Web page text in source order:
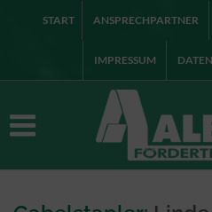
START ANSPRECHPARTNER
IMPRESSUM